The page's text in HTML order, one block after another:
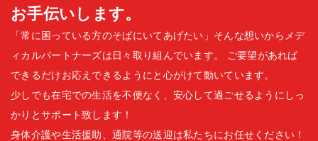
お手伝いします。
「常に困っている方のそばにいてあげたい」そんな想いからメデ
ィカルパートナーズは日々取り組んでいます。
ご要望があれば
できるだけお応えできるようにと心がけて動いています。
少しでも在宅での生活を不便なく、安心して過ごせるようにしっ
かりとサポート致します！
身体介護や生活援助、通院等の送迎は私たちにお任せください！